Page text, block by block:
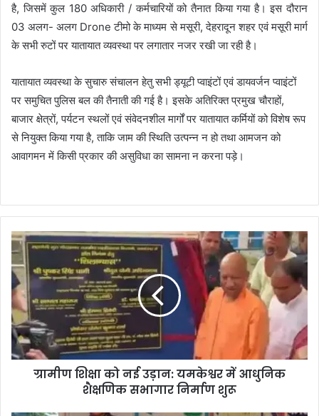
है, जिसमें कुल 180 अधिकारी / कर्मचारियों को तैनात किया गया है। इस दौरान
03 अलग- अलग Drone टीमो के माध्यम से मसूरी, देहरादून शहर एवं मसूरी मार्ग
के सभी रुटों पर यातायात व्यवस्था पर लगातार नजर रखी जा रही है।
यातायात व्यवस्था के सुचारु संचालन हेतु सभी ड्यूटी प्वाइंटों एवं डायवर्जन प्वाइंटों
पर समुचित पुलिस बल की तैनाती की गई है। इसके अतिरिक्त प्रमुख चौराहों,
बाजार क्षेत्रों, पर्यटन स्थलों एवं संवेदनशील मार्गों पर यातायात कर्मियों को विशेष रूप
से नियुक्त किया गया है, ताकि जाम की स्थिति उत्पन्न न हो तथा आमजन को
आवागमन में किसी प्रकार की असुविधा का सामना न करना पड़े।
ग्रामीण शिक्षा को नई उड़ान: यमकेश्वर में आधुनिक
शैक्षणिक सभागार निर्माण शुरू